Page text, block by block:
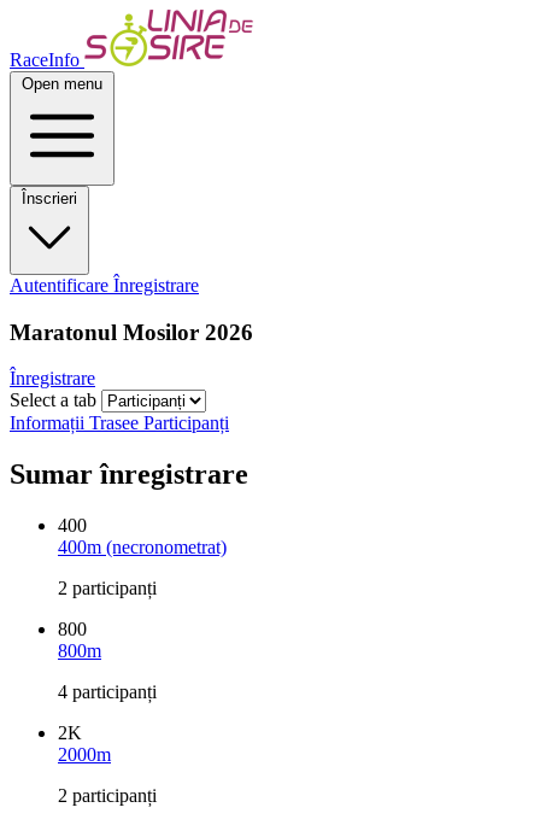
RaceInfo
Open menu
Înscrieri
Autentificare Înregistrare
Maratonul Mosilor 2026
Înregistrare
Select a tab
Informații Trasee Participanți
Sumar înregistrare
400
400m (necronometrat)
2 participanți
800
800m
4 participanți
2K
2000m
2 participanți